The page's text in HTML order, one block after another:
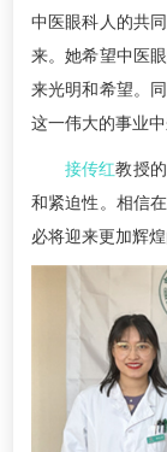
中医眼科人的共
来。她希望中医
来光明和希望。
这一伟大的事业
接传红教授
和紧迫性。相信
必将迎来更加辉